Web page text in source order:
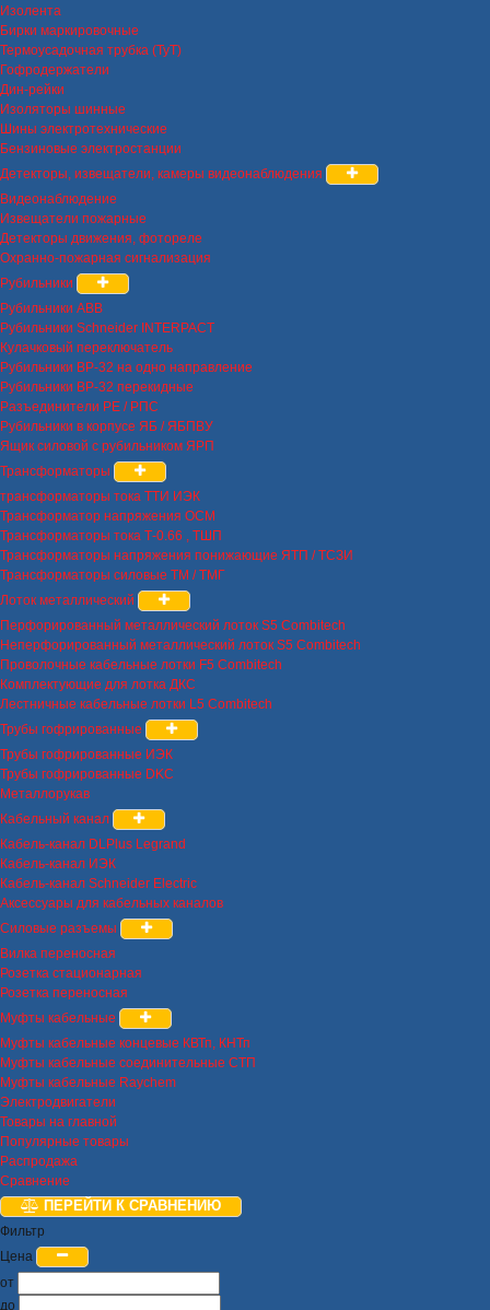
Изолента
Бирки маркировочные
Термоусадочная трубка (ТуТ)
Гофродержатели
Дин-рейки
Изоляторы шинные
Шины электротехнические
Бензиновые электростанции
Детекторы, извещатели, камеры видеонаблюдения
Видеонаблюдение
Извещатели пожарные
Детекторы движения, фотореле
Охранно-пожарная сигнализация
Рубильники
Рубильники ABB
Рубильники Schneider INTERPACT
Кулачковый переключатель
Рубильники ВР-32 на одно направление
Рубильники ВР-32 перекидные
Разъединители РЕ / РПС
Рубильники в корпусе ЯБ / ЯБПВУ
Ящик силовой с рубильником ЯРП
Трансформаторы
трансформаторы тока ТТИ ИЭК
Трансформатор напряжения ОСМ
Трансформаторы тока Т-0.66 , ТШП
Трансформаторы напряжения понижающие ЯТП / ТСЗИ
Трансформаторы силовые ТМ / ТМГ
Лоток металлический
Перфорированный металлический лоток S5 Combitech
Неперфорированный металлический лоток S5 Combitech
Проволочные кабельные лотки F5 Combitech
Комплектующие для лотка ДКС
Лестничные кабельные лотки L5 Combitech
Трубы гофрированные
Трубы гофрированные ИЭК
Трубы гофрированные DKC
Металлорукав
Кабельный канал
Кабель-канал DLPlus Legrand
Кабель-канал ИЭК
Кабель-канал Schneider Electric
Аксессуары для кабельных каналов
Силовые разъемы
Вилка переносная
Розетка стационарная
Розетка переносная
Муфты кабельные
Муфты кабельные концевые КВТп, КНТп
Муфты кабельные соединительные СТП
Муфты кабельные Raychem
Электродвигатели
Товары на главной
Популярные товары
Распродажа
Сравнение
ПЕРЕЙТИ К СРАВНЕНИЮ
Фильтр
Цена
от
до